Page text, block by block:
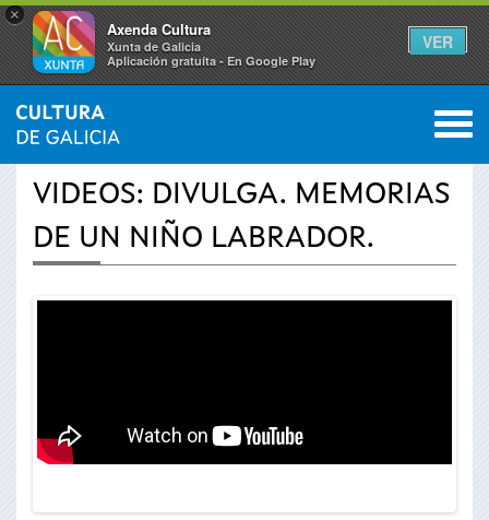
×
Axenda Cultura
Xunta de Galicia
Aplicación gratuíta - En Google Play
VER
Se
usted
INICIO › ACTUALIDAD 0
VIDEOS: DIVULGA. MEMORIAS
DE UN NIÑO LABRADOR.